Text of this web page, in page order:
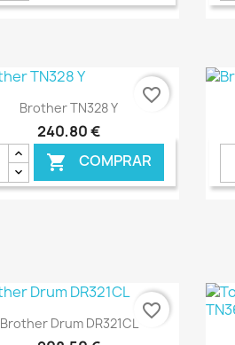
€ ONLINE
Ver+
Brother TN328 Y
240,80 €
 COMPRAR
favorite_border
Ver+
Brother Drum DR321CL
favorite_border